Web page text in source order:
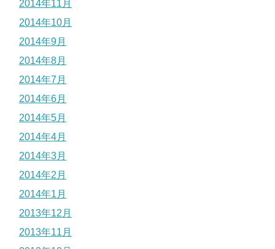
2014年11月
2014年10月
2014年9月
2014年8月
2014年7月
2014年6月
2014年5月
2014年4月
2014年3月
2014年2月
2014年1月
2013年12月
2013年11月